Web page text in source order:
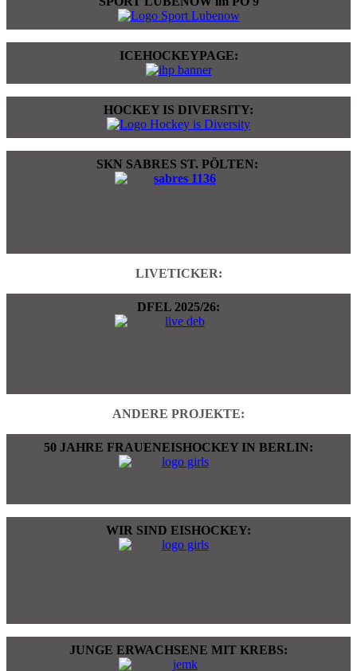
ICEHOCKEYPAGE:
HOCKEY IS DIVERSITY:
SKN SABRES ST. PÖLTEN:
LIVETICKER:
DFEL 2025/26:
ANDERE PROJEKTE:
50 JAHRE FRAUENEISHOCKEY IN BERLIN:
WIR SIND EISHOCKEY:
JUNGE ERWACHSENE MIT KREBS: